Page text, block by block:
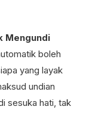
Mengundi
boleh
yang layak
undian
sesuka hati, tak